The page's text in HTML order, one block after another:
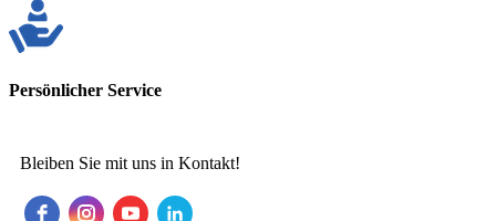
Persönlicher Service
Bleiben Sie mit uns in Kontakt!